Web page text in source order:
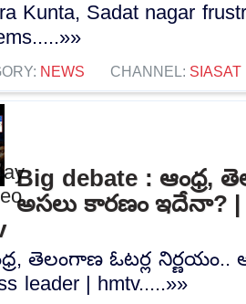
Kunta, Sadat nagar
NEWS CHANNEL: SIASAT
Big debate : ఆంధ్ర,
అసలు కారణం ఇదేనా? |
తెలంగాణ ఓటర్ల
leader | hmtv.....»»